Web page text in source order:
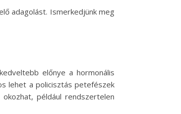
adagolást. Ismerkedjünk meg
előnye a hormonális
lehet a policisztás petefészek
például rendszertelen